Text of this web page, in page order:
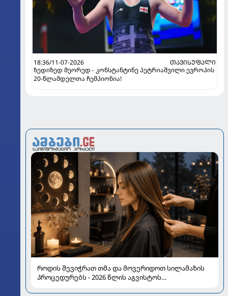
18:36/11-07-2026
ᲗᲐᲕᲘᲡᲣᲤᲐᲚᲘ
ზედიზედ მეორედ - კონსტანტინე პეტრიაშვილი ევროპის
20-წლამდელთა ჩემპიონია!
როდის შევიჭრათ თმა და მოვერიდოთ სილამაზის
პროცედურებს - 2026 წლის აგვისტოს